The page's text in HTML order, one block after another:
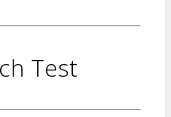
Test